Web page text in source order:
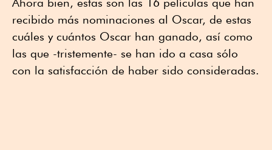
Ahora bien, estas son las 16 películas que han
recibido más nominaciones al Oscar, de estas
cuáles y cuántos Oscar han ganado, así como
las que -tristemente- se han ido a casa sólo
con la satisfacción de haber sido consideradas.